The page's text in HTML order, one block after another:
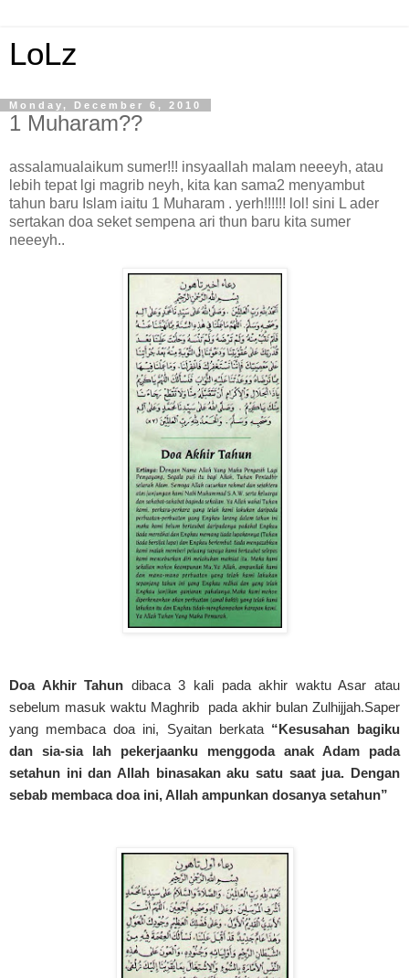
LoLz
Monday, December 6, 2010
1 Muharam??
assalamualaikum sumer!!! insyaallah malam neeeyh, atau
lebih tepat lgi magrib neyh, kita kan sama2 menyambut
tahun baru Islam iaitu 1 Muharam . yerh!!!!!! lol! sini L ader
sertakan doa seket sempena ari thun baru kita sumer
neeeyh..
Doa Akhir Tahun dibaca 3 kali pada akhir waktu Asar atau
sebelum masuk waktu Maghrib pada akhir bulan Zulhijjah.Saper
yang membaca doa ini, Syaitan berkata “Kesusahan bagiku
dan sia-sia lah pekerjaanku menggoda anak Adam pada
setahun ini dan Allah binasakanaku satu saat jua. Dengan
sebab membaca doa ini, Allah ampunkan dosanya setahun”